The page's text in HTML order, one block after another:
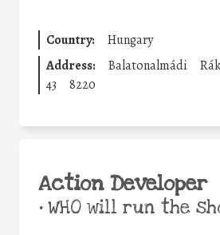
Country:
Hungary
Address:
Balatonalmádi
43
8220
Action Developer
•WHO will run the